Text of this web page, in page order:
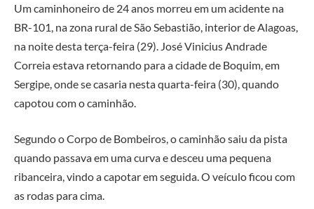
Um caminhoneiro de 24 anos morreu em um acidente na
BR-101, na zona rural de São Sebastião, interior de Alagoas,
na noite desta terça-feira (29). José Vinicius Andrade
Correia estava retornando para a cidade de Boquim, em
Sergipe, onde se casaria nesta quarta-feira (30), quando
capotou com o caminhão.
Segundo o Corpo de Bombeiros, o caminhão saiu da pista
quando passava em uma curva e desceu uma pequena
ribanceira, vindo a capotar em seguida. O veículo ficou com
as rodas para cima.